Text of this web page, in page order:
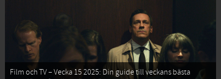
Film och TV – Vecka 15 2025: Din guide till veckans bästa